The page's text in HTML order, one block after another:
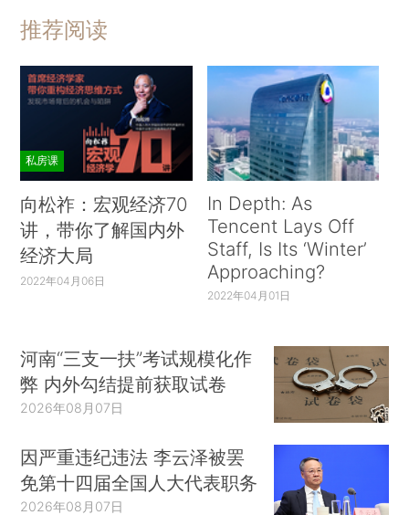
推荐阅读
私房课
向松祚：宏观经济70
讲，带你了解国内外
经济大局
2022年04月06日
In Depth: As
Tencent Lays Off
Staff, Is Its ‘Winter’
Approaching?
2022年04月01日
河南“三支一扶”考试规模化作
弊 内外勾结提前获取试卷
2026年08月07日
因严重违纪违法 李云泽被罢
免第十四届全国人大代表职务
2026年08月07日